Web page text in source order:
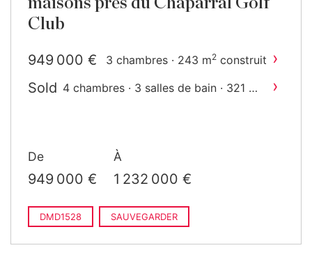
Club
949 000 € 3 chambres · 243 m2 construit ›
Sold 4 chambres · 3 salles de bain · 321 m ›
De
949 000 €
À
1 232 000 €
DMD1528 SAUVEGARDER